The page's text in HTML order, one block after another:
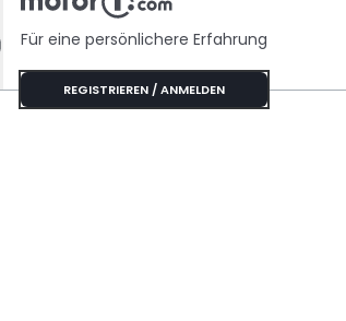
Specials
Für eine persönlichere Erfahrung
REGISTRIEREN / ANMELDEN